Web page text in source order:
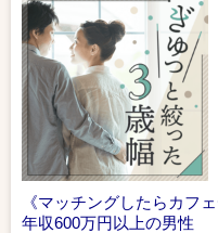
《マッチングしたらカフ
年収600万円以上の男性